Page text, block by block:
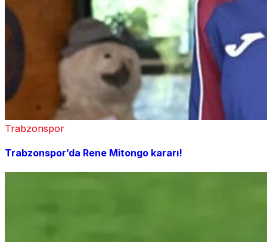
Trabzonspor
Trabzonspor’da Rene Mitongo kararı!